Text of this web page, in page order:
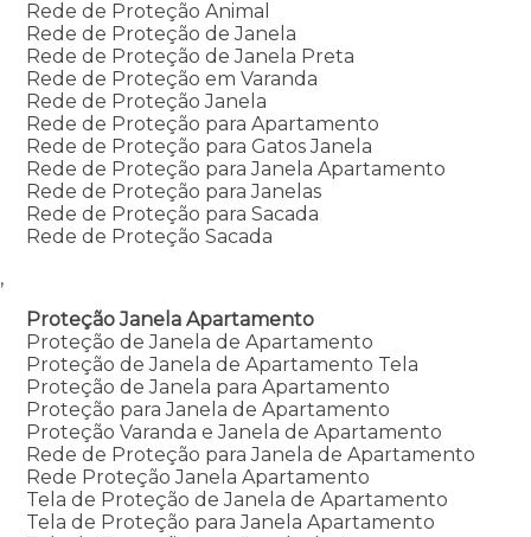
Rede de Proteção Animal
Rede de Proteção de Janela
Rede de Proteção de Janela Preta
Rede de Proteção em Varanda
Rede de Proteção Janela
Rede de Proteção para Apartamento
Rede de Proteção para Gatos Janela
Rede de Proteção para Janela Apartamento
Rede de Proteção para Janelas
Rede de Proteção para Sacada
Rede de Proteção Sacada
,
Proteção Janela Apartamento
Proteção de Janela de Apartamento
Proteção de Janela de Apartamento Tela
Proteção de Janela para Apartamento
Proteção para Janela de Apartamento
Proteção Varanda e Janela de Apartamento
Rede de Proteção para Janela de Apartamento
Rede Proteção Janela Apartamento
Tela de Proteção de Janela de Apartamento
Tela de Proteção para Janela Apartamento